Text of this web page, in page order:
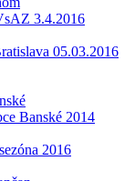
3.4.2016
05.03.2016
Banské 2014
2016